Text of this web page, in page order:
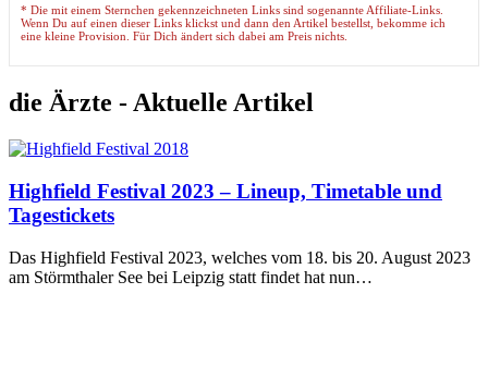
* Die mit einem Sternchen gekennzeichneten Links sind sogenannte Affiliate-Links.
Wenn Du auf einen dieser Links klickst und dann den Artikel bestellst, bekomme ich
eine kleine Provision. Für Dich ändert sich dabei am Preis nichts.
die Ärzte - Aktuelle Artikel
Highfield Festival 2023 – Lineup, Timetable und
Tagestickets
Das Highfield Festival 2023, welches vom 18. bis 20. August 2023
am Störmthaler See bei Leipzig statt findet hat nun…